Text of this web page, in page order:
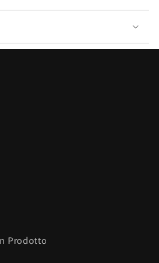
Prodotto